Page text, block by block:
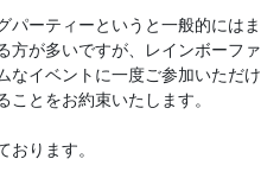
パーティーというと一般的にはま
方が多いですが、レインボーファ
なイベントに一度ご参加いただけ
とをお約束いたします。
ります。